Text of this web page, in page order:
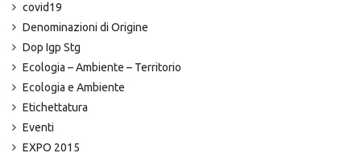
covid19
Denominazioni di Origine
Dop Igp Stg
Ecologia – Ambiente – Territorio
Ecologia e Ambiente
Etichettatura
Eventi
EXPO 2015